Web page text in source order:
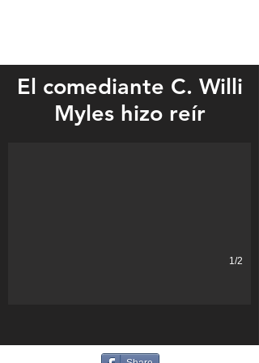
El comediante C. Willi
Myles hizo reír
1/2